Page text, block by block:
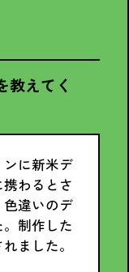
教えてく
に新米デ
わるとさ
違いのデ
制作した
ました。